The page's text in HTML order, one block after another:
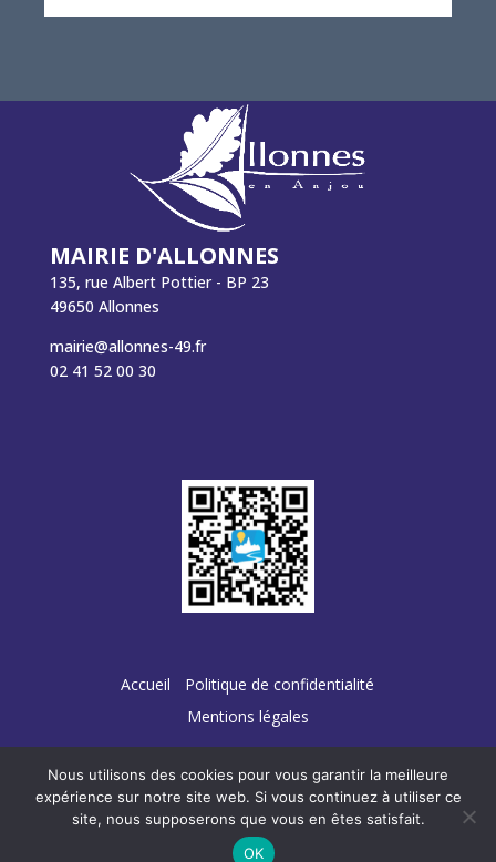
MAIRIE D'ALLONNES
135, rue Albert Pottier - BP 23
49650 Allonnes
mairie@allonnes-49.fr
02 41 52 00 30
Accueil
Politique de confidentialité
Mentions légales
Conception :TERRE DE PIXELS
Nous utilisons des cookies pour vous garantir la meilleure
expérience sur notre site web. Si vous continuez à utiliser ce
site, nous supposerons que vous en êtes satisfait.
OK